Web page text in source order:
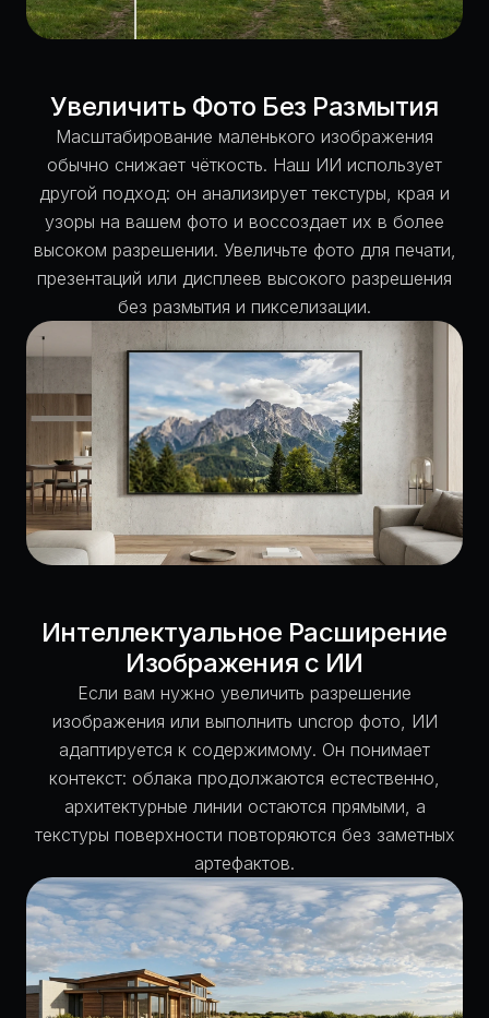
Увеличить Фото Без Размытия
Масштабирование маленького изображения
обычно снижает чёткость. Наш ИИ использует
другой подход: он анализирует текстуры, края и
узоры на вашем фото и воссоздает их в более
высоком разрешении. Увеличьте фото для печати,
презентаций или дисплеев высокого разрешения
без размытия и пикселизации.
Интеллектуальное Расширение
Изображения с ИИ
Если вам нужно увеличить разрешение
изображения или выполнить uncrop фото, ИИ
адаптируется к содержимому. Он понимает
контекст: облака продолжаются естественно,
архитектурные линии остаются прямыми, а
текстуры поверхности повторяются без заметных
артефактов.